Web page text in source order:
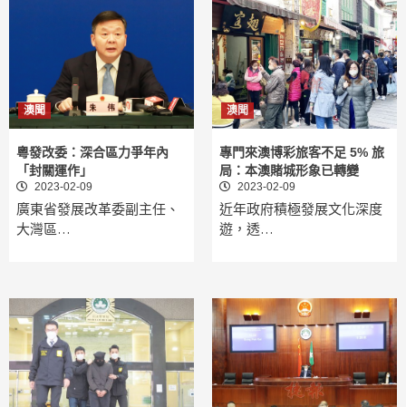
澳聞
粵發改委：深合區力爭年內
「封關運作」
2023-02-09
廣東省發展改革委副主任、
大灣區…
澳聞
專門來澳博彩旅客不足 5% 旅
局：本澳賭城形象已轉變
2023-02-09
近年政府積極發展文化深度
遊，透…